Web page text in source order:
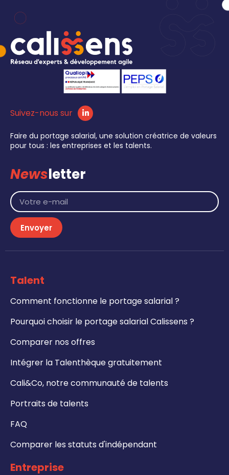
Suivez-nous sur
Faire du portage salarial, une solution créatrice de valeurs
pour tous : les entreprises et les talents.
Newsletter
Envoyer
Talent
Comment fonctionne le portage salarial ?
Pourquoi choisir le portage salarial Calissens ?
Comparer nos offres
Intégrer la Talenthèque gratuitement
Cali&Co, notre communauté de talents
Portraits de talents
FAQ
Comparer les statuts d'indépendant
Entreprise